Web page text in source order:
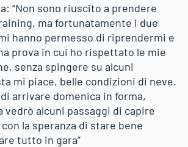
“Non sono riuscito a prendere
ma fortunatamente i due
hanno permesso di riprendermi e
prova in cui ho rispettato le mie
senza spingere su alcuni
mi piace, belle condizioni di neve.
arrivare domenica in forma,
vedrò alcuni passaggi di capire
la speranza di stare bene
tutto in gara”